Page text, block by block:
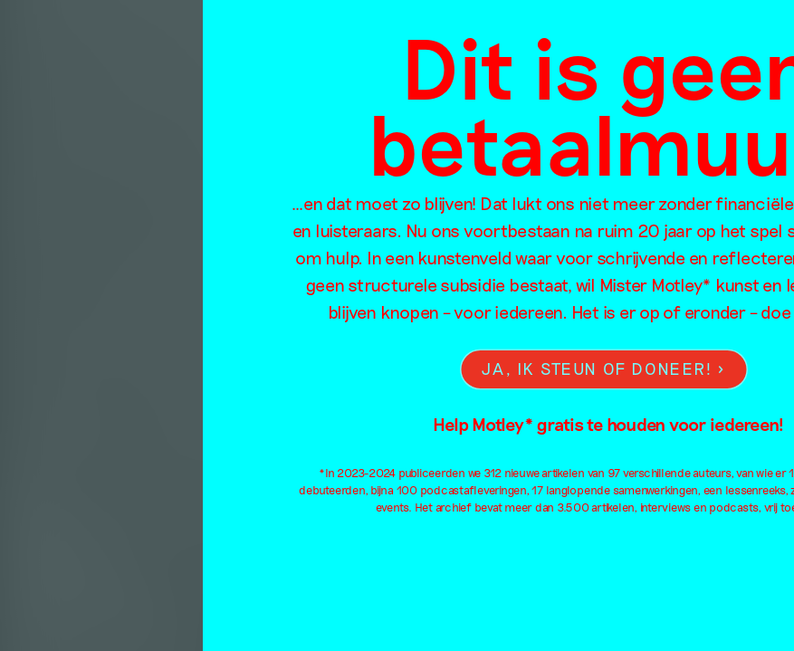
Dit is
…en dat moet zo blijven! Dat lukt ons niet meer zonder
en luisteraars. Nu ons voortbestaan na ruim 20 jaar op het spel
om hulp. In een kunstenveld waar voor schrijvende en
geen structurele subsidie bestaat, wil Mister Motley* kunst en
blijven knopen – voor iedereen. Het is er op of eronder –
JA, IK STEUN OF DONEER!
Help Motley* gratis te houden voor iedereen!
*In 2023-2024 publiceerden we 312 nieuwe artikelen van 97 verschillende auteurs, van wie er
debuteerden, bijna 100 podcastafleveringen, 17 langlopende samenwerkingen, een lessenreeks,
events. Het archief bevat meer dan 3.500 artikelen, interviews en podcasts, vrij
Salon der